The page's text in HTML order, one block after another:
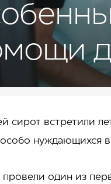
сирот встретили
особо нуждающихся
провели один из